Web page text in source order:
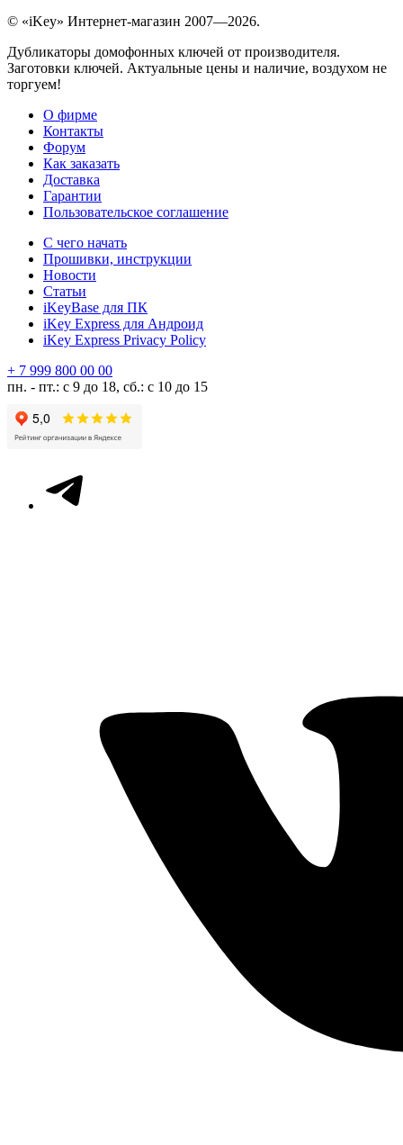
© «iKey» Интернет-магазин 2007—2026.
Дубликаторы домофонных ключей от производителя.
Заготовки ключей. Актуальные цены и наличие, воздухом не
торгуем!
О фирме
Контакты
Форум
Как заказать
Доставка
Гарантии
Пользовательское соглашение
С чего начать
Прошивки, инструкции
Новости
Статьи
iKeyBase для ПК
iKey Express для Андроид
iKey Express Privacy Policy
+ 7 999 800 00 00
пн. - пт.: с 9 до 18, сб.: с 10 до 15